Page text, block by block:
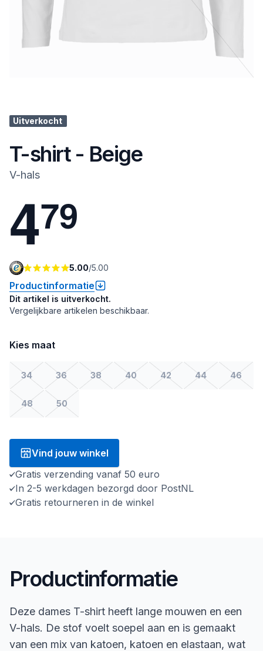
Uitverkocht
T-shirt - Beige
V-hals
479
5.00/5.00
Productinformatie
Dit artikel is uitverkocht.
Vergelijkbare artikelen beschikbaar.
Kies maat
34 36 38 40 42 44 46
48 50
Vind jouw winkel
Gratis verzending vanaf 50 euro
In 2-5 werkdagen bezorgd door PostNL
Gratis retourneren in de winkel
Productinformatie
Deze dames T-shirt heeft lange mouwen en een
V-hals. De stof voelt soepel aan en is gemaakt
van een mix van katoen, katoen en elastaan, wat